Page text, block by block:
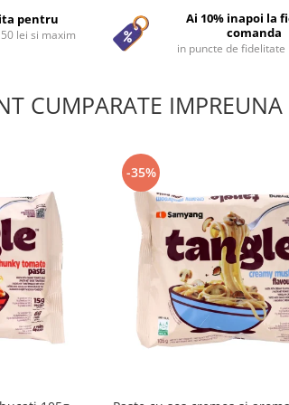
pentru
lei si maxim
Ai 10% inapoi la
comanda
in puncte de fidelitate
CUMPARATE IMPREUNA
-35%